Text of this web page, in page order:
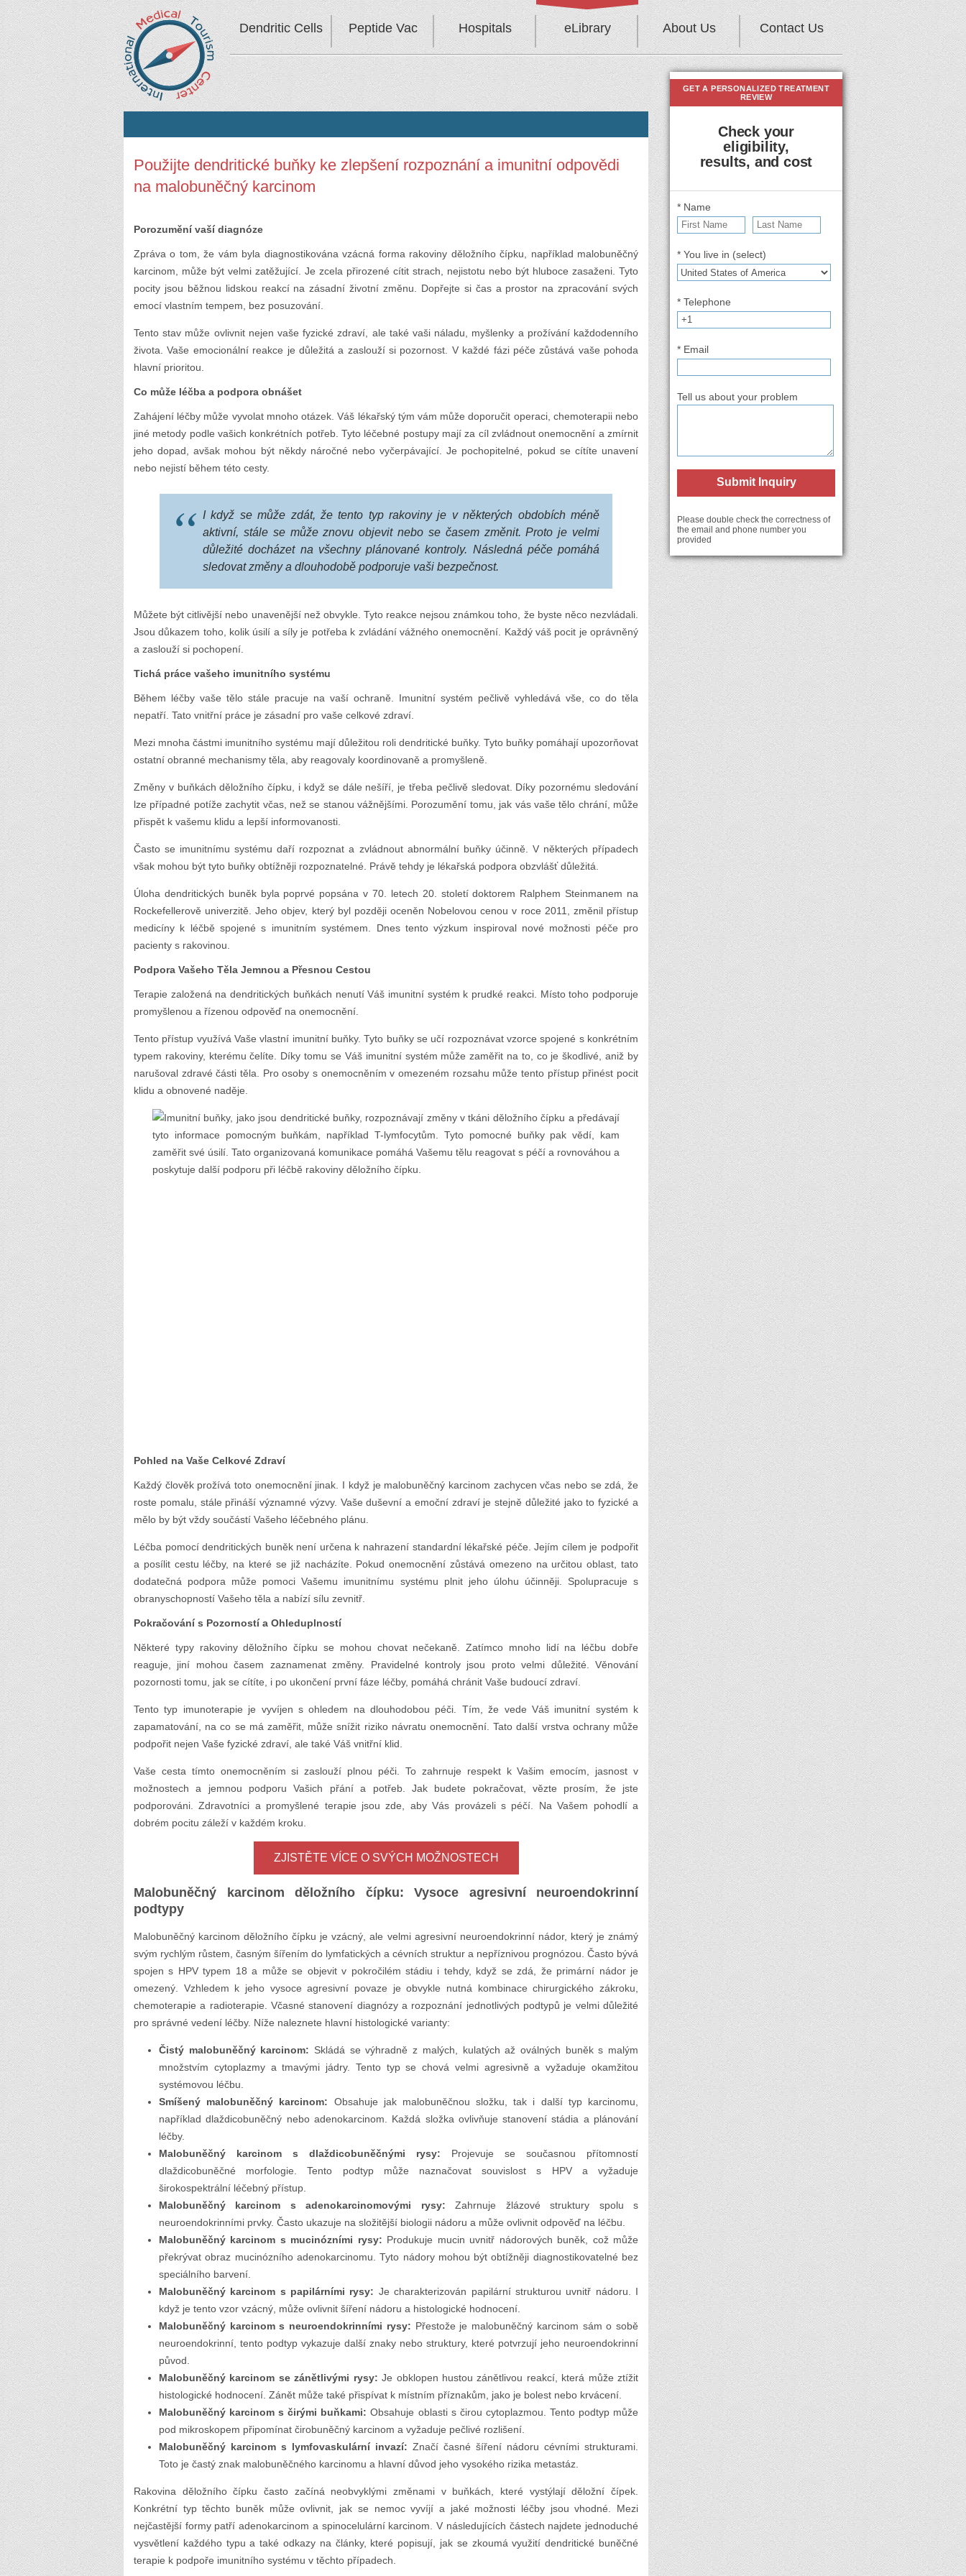
Dendritic Cells Peptide Vac Hospitals eLibrary About Us Contact Us
Použijte dendritické buňky ke zlepšení rozpoznání a imunitní odpovědi
na malobuněčný karcinom
Porozumění vaší diagnóze
Zpráva o tom, že vám byla diagnostikována vzácná forma rakoviny děložního čípku, například malobuněčný
karcinom, může být velmi zatěžující. Je zcela přirozené cítit strach, nejistotu nebo být hluboce zasaženi. Tyto
pocity jsou běžnou lidskou reakcí na zásadní životní změnu. Dopřejte si čas a prostor na zpracování svých
emocí vlastním tempem, bez posuzování.
Tento stav může ovlivnit nejen vaše fyzické zdraví, ale také vaši náladu, myšlenky a prožívání každodenního
života. Vaše emocionální reakce je důležitá a zaslouží si pozornost. V každé fázi péče zůstává vaše pohoda
hlavní prioritou.
Co může léčba a podpora obnášet
Zahájení léčby může vyvolat mnoho otázek. Váš lékařský tým vám může doporučit operaci, chemoterapii nebo
jiné metody podle vašich konkrétních potřeb. Tyto léčebné postupy mají za cíl zvládnout onemocnění a zmírnit
jeho dopad, avšak mohou být někdy náročné nebo vyčerpávající. Je pochopitelné, pokud se cítíte unavení
nebo nejistí během této cesty.
I když se může zdát, že tento typ rakoviny je v některých obdobích méně
aktivní, stále se může znovu objevit nebo se časem změnit. Proto je velmi
důležité docházet na všechny plánované kontroly. Následná péče pomáhá
sledovat změny a dlouhodobě podporuje vaši bezpečnost.
Můžete být citlivější nebo unavenější než obvykle. Tyto reakce nejsou známkou toho, že byste něco nezvládali.
Jsou důkazem toho, kolik úsilí a síly je potřeba k zvládání vážného onemocnění. Každý váš pocit je oprávněný
a zaslouží si pochopení.
Tichá práce vašeho imunitního systému
Během léčby vaše tělo stále pracuje na vaší ochraně. Imunitní systém pečlivě vyhledává vše, co do těla
nepatří. Tato vnitřní práce je zásadní pro vaše celkové zdraví.
Mezi mnoha částmi imunitního systému mají důležitou roli dendritické buňky. Tyto buňky pomáhají upozorňovat
ostatní obranné mechanismy těla, aby reagovaly koordinovaně a promyšleně.
Změny v buňkách děložního čípku, i když se dále nešíří, je třeba pečlivě sledovat. Díky pozornému sledování
lze případné potíže zachytit včas, než se stanou vážnějšími. Porozumění tomu, jak vás vaše tělo chrání, může
přispět k vašemu klidu a lepší informovanosti.
Často se imunitnímu systému daří rozpoznat a zvládnout abnormální buňky účinně. V některých případech
však mohou být tyto buňky obtížněji rozpoznatelné. Právě tehdy je lékařská podpora obzvlášť důležitá.
Úloha dendritických buněk byla poprvé popsána v 70. letech 20. století doktorem Ralphem Steinmanem na
Rockefellerově univerzitě. Jeho objev, který byl později oceněn Nobelovou cenou v roce 2011, změnil přístup
medicíny k léčbě spojené s imunitním systémem. Dnes tento výzkum inspiroval nové možnosti péče pro
pacienty s rakovinou.
Podpora Vašeho Těla Jemnou a Přesnou Cestou
Terapie založená na dendritických buňkách nenutí Váš imunitní systém k prudké reakci. Místo toho podporuje
promyšlenou a řízenou odpověď na onemocnění.
Tento přístup využívá Vaše vlastní imunitní buňky. Tyto buňky se učí rozpoznávat vzorce spojené s konkrétním
typem rakoviny, kterému čelíte. Díky tomu se Váš imunitní systém může zaměřit na to, co je škodlivé, aniž by
narušoval zdravé části těla. Pro osoby s onemocněním v omezeném rozsahu může tento přístup přinést pocit
klidu a obnovené naděje.
Pohled na Vaše Celkové Zdraví
Každý člověk prožívá toto onemocnění jinak. I když je malobuněčný karcinom zachycen včas nebo se zdá, že
roste pomalu, stále přináší významné výzvy. Vaše duševní a emoční zdraví je stejně důležité jako to fyzické a
mělo by být vždy součástí Vašeho léčebného plánu.
Léčba pomocí dendritických buněk není určena k nahrazení standardní lékařské péče. Jejím cílem je podpořit
a posílit cestu léčby, na které se již nacházíte. Pokud onemocnění zůstává omezeno na určitou oblast, tato
dodatečná podpora může pomoci Vašemu imunitnímu systému plnit jeho úlohu účinněji. Spolupracuje s
obranyschopností Vašeho těla a nabízí sílu zevnitř.
Pokračování s Pozorností a Ohleduplností
Některé typy rakoviny děložního čípku se mohou chovat nečekaně. Zatímco mnoho lidí na léčbu dobře
reaguje, jiní mohou časem zaznamenat změny. Pravidelné kontroly jsou proto velmi důležité. Věnování
pozornosti tomu, jak se cítíte, i po ukončení první fáze léčby, pomáhá chránit Vaše budoucí zdraví.
Tento typ imunoterapie je vyvíjen s ohledem na dlouhodobou péči. Tím, že vede Váš imunitní systém k
zapamatování, na co se má zaměřit, může snížit riziko návratu onemocnění. Tato další vrstva ochrany může
podpořit nejen Vaše fyzické zdraví, ale také Váš vnitřní klid.
Vaše cesta tímto onemocněním si zaslouží plnou péči. To zahrnuje respekt k Vašim emocím, jasnost v
možnostech a jemnou podporu Vašich přání a potřeb. Jak budete pokračovat, vězte prosím, že jste
podporováni. Zdravotníci a promyšlené terapie jsou zde, aby Vás provázeli s péčí. Na Vašem pohodlí a
dobrém pocitu záleží v každém kroku.
ZJISTĚTE VÍCE O SVÝCH MOŽNOSTECH
Malobuněčný karcinom děložního čípku: Vysoce agresivní neuroendokrinní
podtypy
Malobuněčný karcinom děložního čípku je vzácný, ale velmi agresivní neuroendokrinní nádor, který je známý
svým rychlým růstem, časným šířením do lymfatických a cévních struktur a nepříznivou prognózou. Často bývá
spojen s HPV typem 18 a může se objevit v pokročilém stádiu i tehdy, když se zdá, že primární nádor je
omezený. Vzhledem k jeho vysoce agresivní povaze je obvykle nutná kombinace chirurgického zákroku,
chemoterapie a radioterapie. Včasné stanovení diagnózy a rozpoznání jednotlivých podtypů je velmi důležité
pro správné vedení léčby. Níže naleznete hlavní histologické varianty:
Čistý malobuněčný karcinom: Skládá se výhradně z malých, kulatých až oválných buněk s malým
množstvím cytoplazmy a tmavými jádry. Tento typ se chová velmi agresivně a vyžaduje okamžitou
systémovou léčbu.
Smíšený malobuněčný karcinom: Obsahuje jak malobuněčnou složku, tak i další typ karcinomu,
například dlaždicobuněčný nebo adenokarcinom. Každá složka ovlivňuje stanovení stádia a plánování
léčby.
Malobuněčný karcinom s dlaždicobuněčnými rysy: Projevuje se současnou přítomností
dlaždicobuněčné morfologie. Tento podtyp může naznačovat souvislost s HPV a vyžaduje
širokospektrální léčebný přístup.
Malobuněčný karcinom s adenokarcinomovými rysy: Zahrnuje žlázové struktury spolu s
neuroendokrinními prvky. Často ukazuje na složitější biologii nádoru a může ovlivnit odpověď na léčbu.
Malobuněčný karcinom s mucinózními rysy: Produkuje mucin uvnitř nádorových buněk, což může
překrývat obraz mucinózního adenokarcinomu. Tyto nádory mohou být obtížněji diagnostikovatelné bez
speciálního barvení.
Malobuněčný karcinom s papilárními rysy: Je charakterizován papilární strukturou uvnitř nádoru. I
když je tento vzor vzácný, může ovlivnit šíření nádoru a histologické hodnocení.
Malobuněčný karcinom s neuroendokrinními rysy: Přestože je malobuněčný karcinom sám o sobě
neuroendokrinní, tento podtyp vykazuje další znaky nebo struktury, které potvrzují jeho neuroendokrinní
původ.
Malobuněčný karcinom se zánětlivými rysy: Je obklopen hustou zánětlivou reakcí, která může ztížit
histologické hodnocení. Zánět může také přispívat k místním příznakům, jako je bolest nebo krvácení.
Malobuněčný karcinom s čirými buňkami: Obsahuje oblasti s čirou cytoplazmou. Tento podtyp může
pod mikroskopem připomínat čirobuněčný karcinom a vyžaduje pečlivé rozlišení.
Malobuněčný karcinom s lymfovaskulární invazí: Značí časné šíření nádoru cévními strukturami.
Toto je častý znak malobuněčného karcinomu a hlavní důvod jeho vysokého rizika metastáz.
Rakovina děložního čípku často začíná neobvyklými změnami v buňkách, které vystýlají děložní čípek.
Konkrétní typ těchto buněk může ovlivnit, jak se nemoc vyvíjí a jaké možnosti léčby jsou vhodné. Mezi
nejčastější formy patří adenokarcinom a spinocelulární karcinom. V následujících částech najdete jednoduché
vysvětlení každého typu a také odkazy na články, které popisují, jak se zkoumá využití dendritické buněčné
terapie k podpoře imunitního systému v těchto případech.
GET A PERSONALIZED TREATMENT
REVIEW
Check your
eligibility,
results, and cost
* Name
* You live in (select)
* Telephone
* Email
Tell us about your problem
Submit Inquiry
Please double check the correctness of
the email and phone number you
provided